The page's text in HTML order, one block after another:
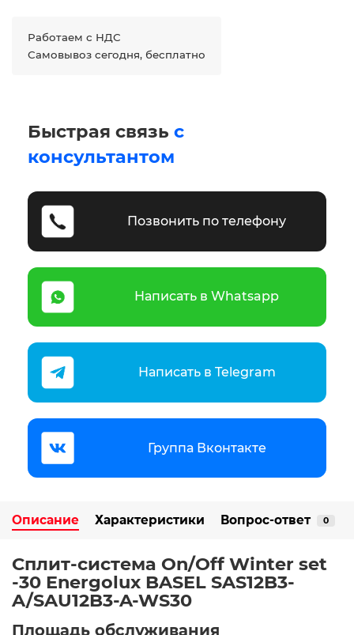
Работаем с НДС
Самовывоз сегодня, бесплатно
Быстрая связь с
консультантом
Позвонить по телефону
Написать в Whatsapp
Написать в Telegram
Группа Вконтакте
Описание Характеристики Вопрос-ответ 0
Сплит-система On/Off Winter set
-30 Energolux BASEL SAS12B3-
A/SAU12B3-A-WS30
Площадь обслуживания